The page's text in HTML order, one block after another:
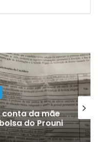
conta da mãe
do Prouni